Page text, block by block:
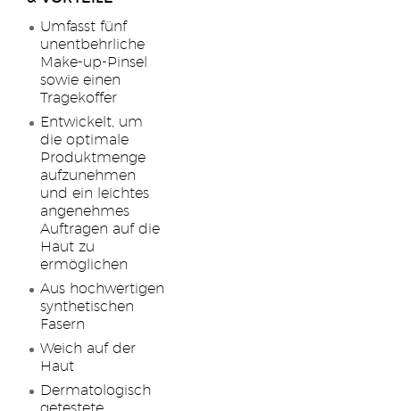
Umfasst fünf
unentbehrliche
Make-up-Pinsel
sowie einen
Tragekoffer
Entwickelt, um
die optimale
Produktmenge
aufzunehmen
und ein leichtes
angenehmes
Auftragen auf die
Haut zu
ermöglichen
Aus hochwertigen
synthetischen
Fasern
Weich auf der
Haut
Dermatologisch